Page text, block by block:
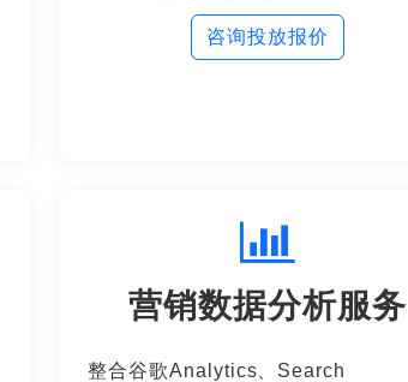
咨询投放报价
营销数据分析服务
整合谷歌Analytics、Search